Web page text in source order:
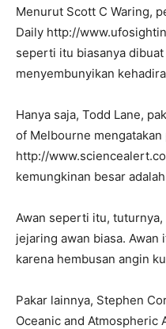
Menurut Scott C Waring,
Daily http://
seperti itu biasanya dibuat
menyembunyikan
Hanya saja, Todd Lane,
of Melbourne
http://
kemungkinan besar
Awan seperti itu,
jejaring awan biasa. Awan
karena hembusan angin
Pakar lainnya, Stephen
Oceanic and Atmospheric